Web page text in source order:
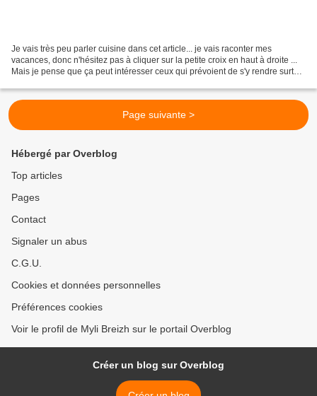
Je vais très peu parler cuisine dans cet article... je vais raconter mes
vacances, donc n'hésitez pas à cliquer sur la petite croix en haut à droite ...
Mais je pense que ça peut intéresser ceux qui prévoient de s'y rendre surtout
Page suivante >
Hébergé par Overblog
Top articles
Pages
Contact
Signaler un abus
C.G.U.
Cookies et données personnelles
Préférences cookies
Voir le profil de Myli Breizh sur le portail Overblog
Créer un blog sur Overblog